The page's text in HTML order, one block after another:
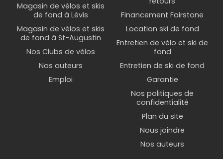
Magasin de vélos et skis
de fond à Lévis
Magasin de vélos et skis
de fond à St-Augustin
Nos Clubs de vélos
Nos auteurs
Emploi
Financement Fairstone
Location ski de fond
Entretien de vélo et ski de
fond
Entretien de ski de fond
Garantie
Nos politiques de
confidentialité
Plan du site
Nous joindre
Nos auteurs